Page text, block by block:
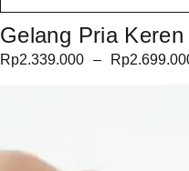
Gelang Pria
Rp2.339.000 – Rp